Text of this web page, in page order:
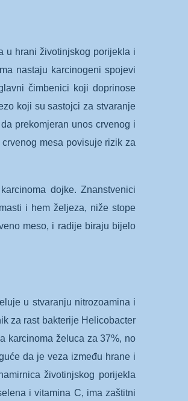
u hrani životinjskog porijekla i
nastaju karcinogeni spojevi
čimbenici koji doprinose
koji su sastojci za stvaranje
prekomjeran unos crvenog i
mesa povisuje rizik za
dojke. Znanstvenici
i hem željeza, niže stope
meso, i radije biraju bijelo
u stvaranju nitrozoamina i
za rast bakterije Helicobacter
karcinoma želuca za 37%, no
da je veza između hrane i
životinjskog porijekla
i vitamina C, ima zaštitni